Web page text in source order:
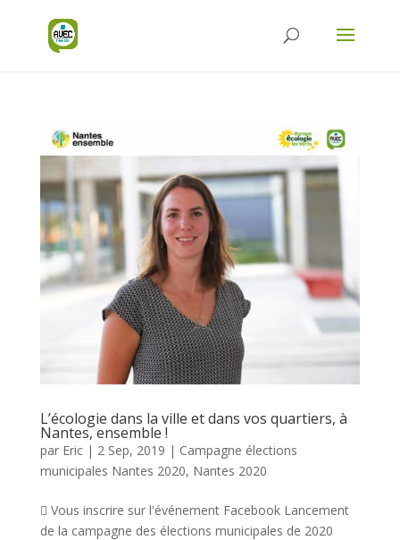
L’écologie dans la ville et dans vos quartiers, à
Nantes, ensemble !
par Eric| 2 Sep, 2019 | Campagne élections
municipales Nantes 2020, Nantes 2020
 Vous inscrire sur l'événement Facebook Lancement
de la campagne des élections municipales de 2020